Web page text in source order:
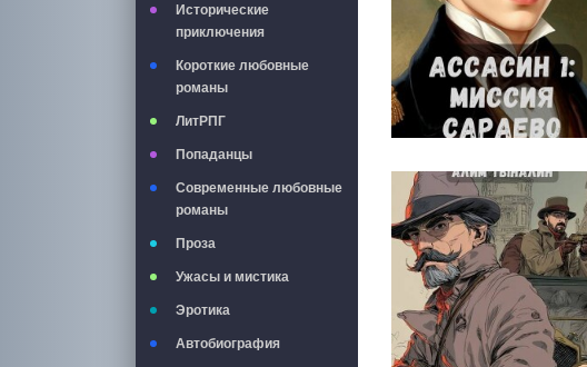
Исторические
приключения
Короткие любовные
романы
ЛитРПГ
Попаданцы
Современные любовные
романы
Проза
Ужасы и мистика
Эротика
Автобиография